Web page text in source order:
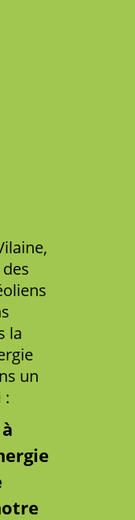
la
un
: